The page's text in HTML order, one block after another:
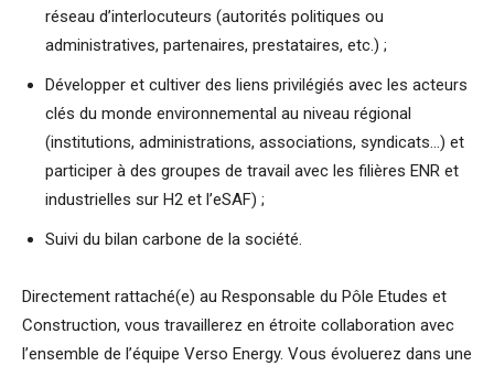
réseau d’interlocuteurs (autorités politiques ou
administratives, partenaires, prestataires, etc.) ;
Développer et cultiver des liens privilégiés avec les acteurs
clés du monde environnemental au niveau régional
(institutions, administrations, associations, syndicats…) et
participer à des groupes de travail avec les filières ENR et
industrielles sur H2 et l’eSAF) ;
Suivi du bilan carbone de la société.
Directement rattaché(e) au Responsable du Pôle Etudes et
Construction, vous travaillerez en étroite collaboration avec
l’ensemble de l’équipe Verso Energy. Vous évoluerez dans une